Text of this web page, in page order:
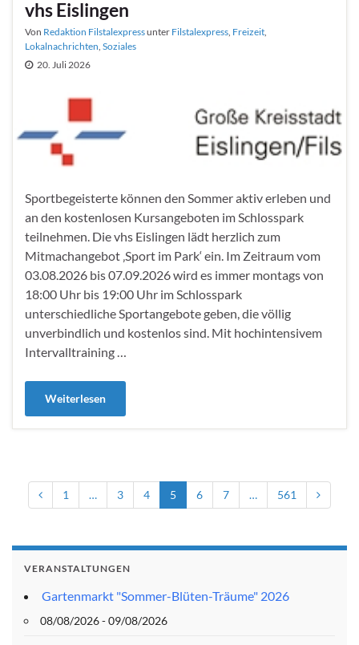
vhs Eislingen
Von Redaktion Filstalexpressunter Filstalexpress Freizeit
Lokalnachrichten Soziales
20. Juli 2026
Sportbegeisterte können den Sommer aktiv erleben und
an den kostenlosen Kursangeboten im Schlosspark
teilnehmen. Die vhs Eislingen lädt herzlich zum
Mitmachangebot ‚Sport im Park‘ ein. Im Zeitraum vom
03.08.2026 bis 07.09.2026 wird es immer montags von
18:00 Uhr bis 19:00 Uhr im Schlosspark
unterschiedliche Sportangebote geben, die völlig
unverbindlich und kostenlos sind. Mit hochintensivem
Intervalltraining …
Weiterlesen
1 … 3 4 5 6 7 … 561
VERANSTALTUNGEN
Gartenmarkt "Sommer-Blüten-Träume" 2026
08/08/2026 - 09/08/2026